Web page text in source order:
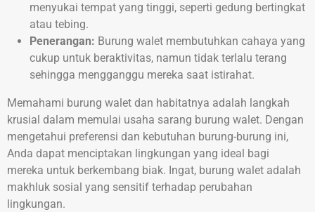
menyukai tempat yang tinggi, seperti gedung bertingkat
atau tebing.
Penerangan: Burung walet membutuhkan cahaya yang
cukup untuk beraktivitas, namun tidak terlalu terang
sehingga mengganggu mereka saat istirahat.
Memahami burung walet dan habitatnya adalah langkah
krusial dalam memulai usaha sarang burung walet. Dengan
mengetahui preferensi dan kebutuhan burung-burung ini,
Anda dapat menciptakan lingkungan yang ideal bagi
mereka untuk berkembang biak. Ingat, burung walet adalah
makhluk sosial yang sensitif terhadap perubahan
lingkungan.